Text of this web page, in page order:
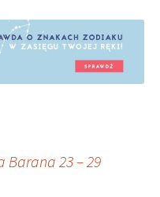
Barana 23 – 29